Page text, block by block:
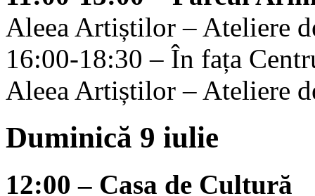
Aleea Artiștilor – Ateliere
16:00-18:30 – În fața
Aleea Artiștilor – Ateliere
Duminică 9 iulie
12:00 – Casa de Cultură